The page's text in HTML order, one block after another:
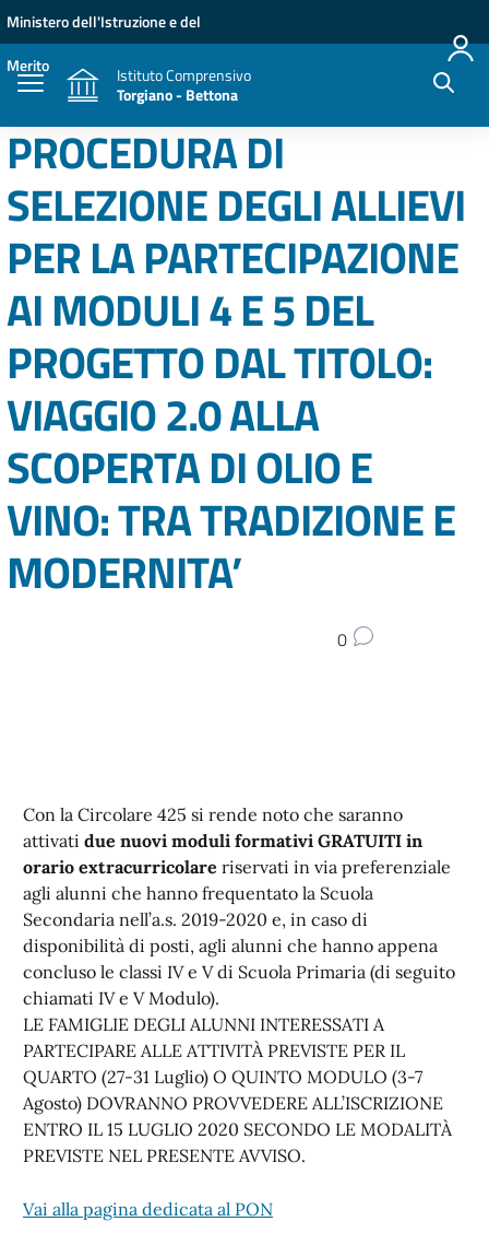
Vai ai contenuti
Vai al menu di navigazione
Vai al footer
Ministero dell'Istruzione e del
Merito
Istituto Comprensivo
Torgiano - Bettona
PROCEDURA DI
SELEZIONE DEGLI ALLIEVI
PER LA PARTECIPAZIONE
AI MODULI 4 E 5 DEL
PROGETTO DAL TITOLO:
VIAGGIO 2.0 ALLA
SCOPERTA DI OLIO E
VINO: TRA TRADIZIONE E
MODERNITA’
0
Con la Circolare 425 si rende noto che saranno
attivati due nuovi moduli formativi GRATUITI in
orario extracurricolare riservati in via preferenziale
agli alunni che hanno frequentato la Scuola
Secondaria nell’a.s. 2019-2020 e, in caso di
disponibilità di posti, agli alunni che hanno appena
concluso le classi IV e V di Scuola Primaria (di seguito
chiamati IV e V Modulo).
LE FAMIGLIE DEGLI ALUNNI INTERESSATI A
PARTECIPARE ALLE ATTIVITÀ PREVISTE PER IL
QUARTO (27-31 Luglio) O QUINTO MODULO (3-7
Agosto) DOVRANNO PROVVEDERE ALL’ISCRIZIONE
ENTRO IL 15 LUGLIO 2020 SECONDO LE MODALITÀ
PREVISTE NEL PRESENTE AVVISO.
Vai alla pagina dedicata al PON